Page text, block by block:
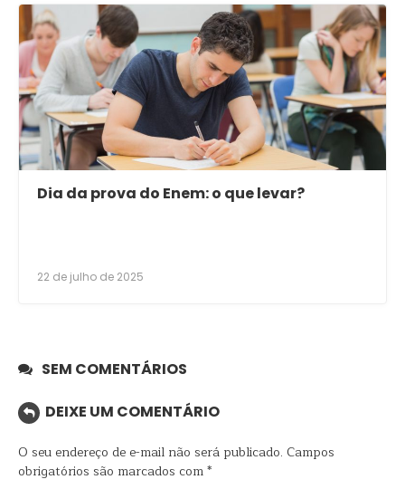
Dia da prova do Enem: o que levar?
22 de julho de 2025
SEM COMENTÁRIOS
DEIXE UM COMENTÁRIO
O seu endereço de e-mail não será publicado. Campos
obrigatórios são marcados com*